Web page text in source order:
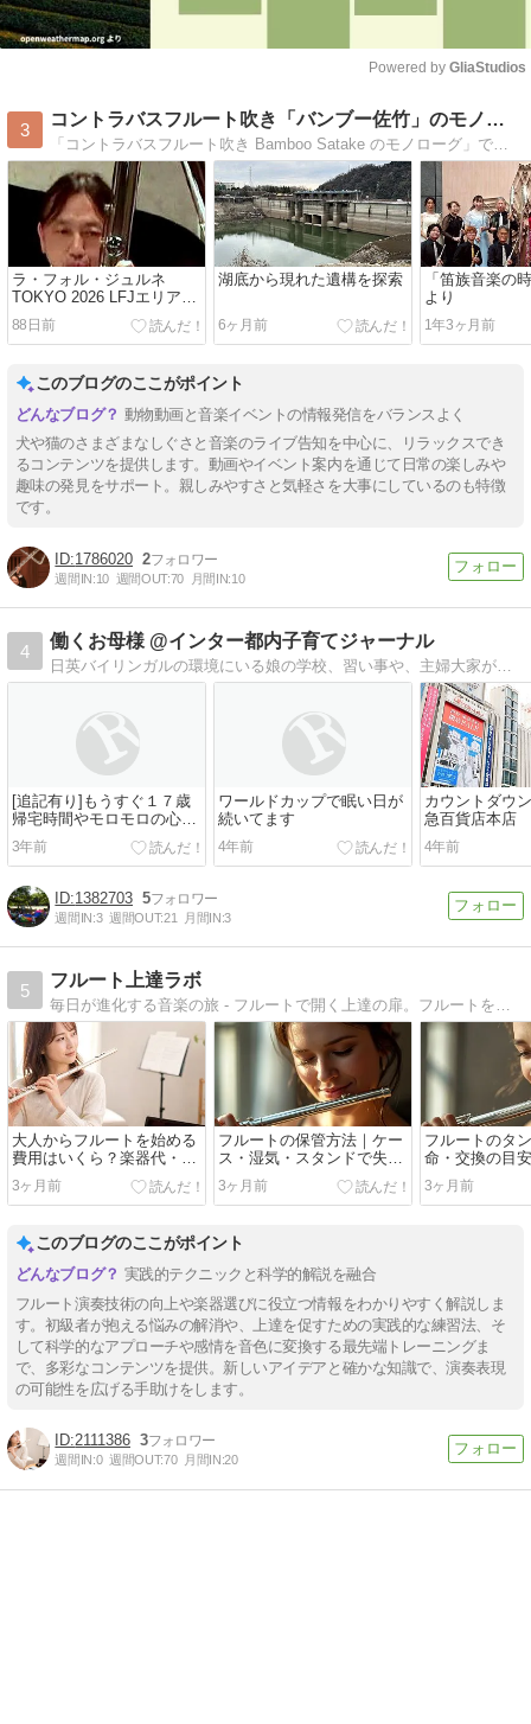
Mute
Powered by GliaStudios
3
コントラバスフルート吹き「バンブー佐竹」のモノローグ
「コントラバスフルート吹き Bamboo Satake のモノローグ」です。音楽以外の題材も画像・動画等を使い、わかりやすいブログを目指しております。
ラ・フォル・ジュルネ
TOKYO 2026 LFJエリアコ
ンサート より
88日前
湖底から現れた遺構を探索
6ヶ月前
「笛族音楽の
より
1年3ヶ月前
このブログのここがポイント
動物動画と音楽イベントの情報発信をバランスよく
犬や猫のさまざまなしぐさと音楽のライブ告知を中心に、リラックスでき
るコンテンツを提供します。動画やイベント案内を通じて日常の楽しみや
趣味の発見をサポート。親しみやすさと気軽さを大事にしているのも特徴
です。
1786020 2
週間IN:10 週間OUT:70 月間IN:10
4
働くお母様 @インター都内子育てジャーナル
日英バイリンガルの環境にいる娘の学校、習い事や、主婦大家が見た都内シェアハウスのびっくり話。
[追記有り]もうすぐ１７歳
帰宅時間やモロモロの心配
でヤキモキしても女優に徹
する母
3年前
ワールドカップで眠い日が
続いてます
4年前
カウントダウ
急百貨店本店
4年前
1382703 5
週間IN:3 週間OUT:21 月間IN:3
5
フルート上達ラボ
大人からフルートを始める
費用はいくら？楽器代・月
謝・教室選びの目安
3ヶ月前
フルートの保管方法｜ケー
ス・湿気・スタンドで失敗
しない初心者ガイド
3ヶ月前
フルートのタ
命・交換の目
っていいこと
3ヶ月前
このブログのここがポイント
実践的テクニックと科学的解説を融合
フルート演奏技術の向上や楽器選びに役立つ情報をわかりやすく解説しま
す。初級者が抱える悩みの解消や、上達を促すための実践的な練習法、そ
して科学的なアプローチや感情を音色に変換する最先端トレーニングま
で、多彩なコンテンツを提供。新しいアイデアと確かな知識で、演奏表現
の可能性を広げる手助けをします。
2111386 3
週間IN:0 週間OUT:70 月間IN:20